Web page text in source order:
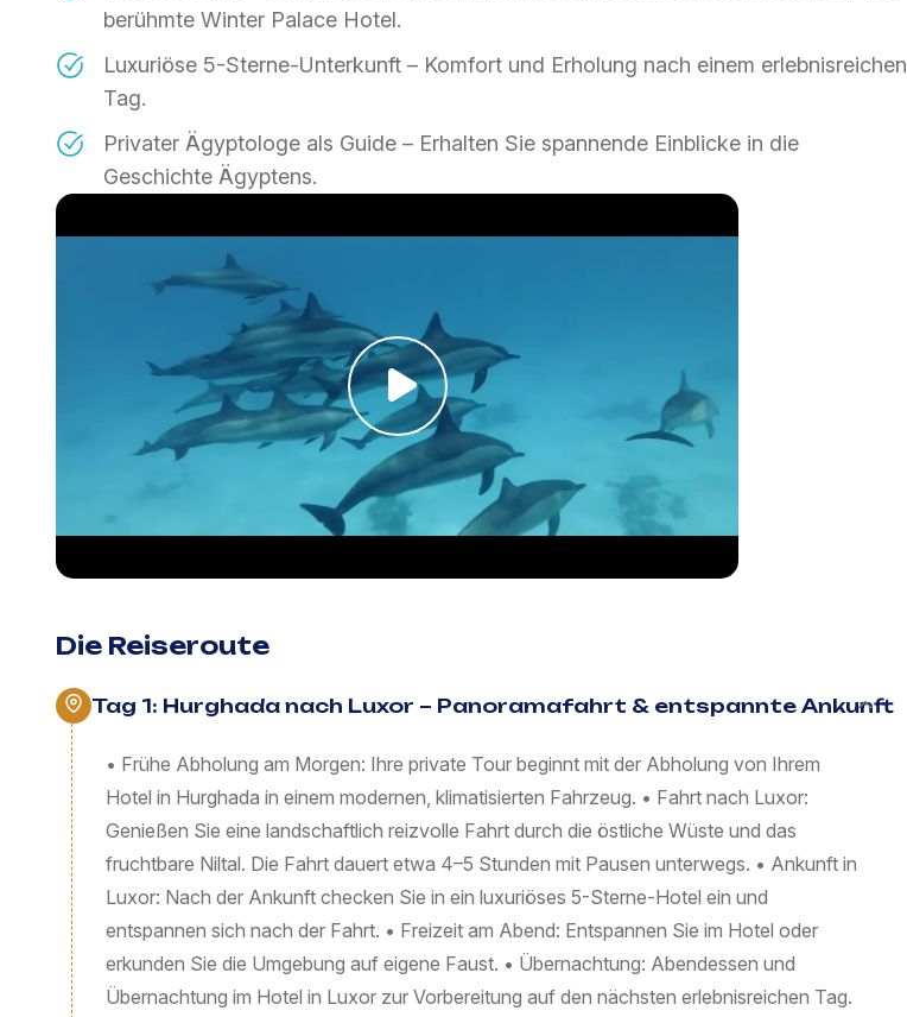
berühmte Winter Palace Hotel.
Luxuriöse 5-Sterne-Unterkunft – Komfort und Erholung nach einem erlebnisreichen
Tag.
Privater Ägyptologe als Guide – Erhalten Sie spannende Einblicke in die
Geschichte Ägyptens.
Die Reiseroute
Tag 1: Hurghada nach Luxor – Panoramafahrt & entspannte Ankunft
• Frühe Abholung am Morgen: Ihre private Tour beginnt mit der Abholung von Ihrem
Hotel in Hurghada in einem modernen, klimatisierten Fahrzeug. • Fahrt nach Luxor:
Genießen Sie eine landschaftlich reizvolle Fahrt durch die östliche Wüste und das
fruchtbare Niltal. Die Fahrt dauert etwa 4–5 Stunden mit Pausen unterwegs. • Ankunft in
Luxor: Nach der Ankunft checken Sie in ein luxuriöses 5-Sterne-Hotel ein und
entspannen sich nach der Fahrt. • Freizeit am Abend: Entspannen Sie im Hotel oder
erkunden Sie die Umgebung auf eigene Faust. • Übernachtung: Abendessen und
Übernachtung im Hotel in Luxor zur Vorbereitung auf den nächsten erlebnisreichen Tag.